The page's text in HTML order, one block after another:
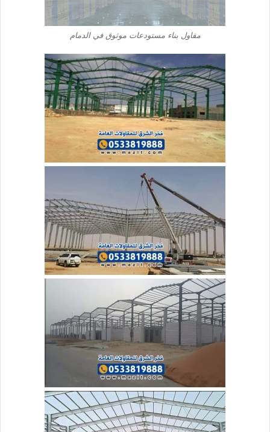
مقاول بناء مستودعات موثوق في الدمام